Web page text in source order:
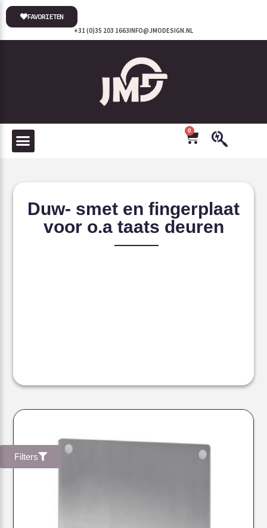
INFO@JMODESIGN.NL
+31 (0)35 203 1663
FAVORIETEN
0
Duw- smet en fingerplaat
voor o.a taats deuren
Filters